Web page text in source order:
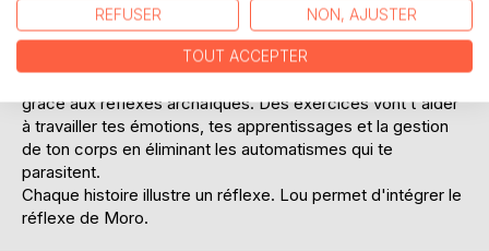
ours. Comment l'aider à devenir un vrai ninja prêt à explorer
le monde en toute confiance?
Découvre cette série de livres pour t'aider à te construire
grâce aux réflexes archaïques. Des exercices vont t'aider
à travailler tes émotions, tes apprentissages et la gestion
de ton corps en éliminant les automatismes qui te
parasitent.
Chaque histoire illustre un réflexe. Lou permet d'intégrer le
réflexe de Moro.
REFUSER NON, AJUSTER
TOUT ACCEPTER